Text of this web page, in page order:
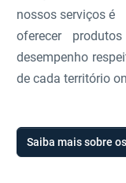
nossos serviços é
oferecer
desempenho
de cada território
Saiba mais sobre